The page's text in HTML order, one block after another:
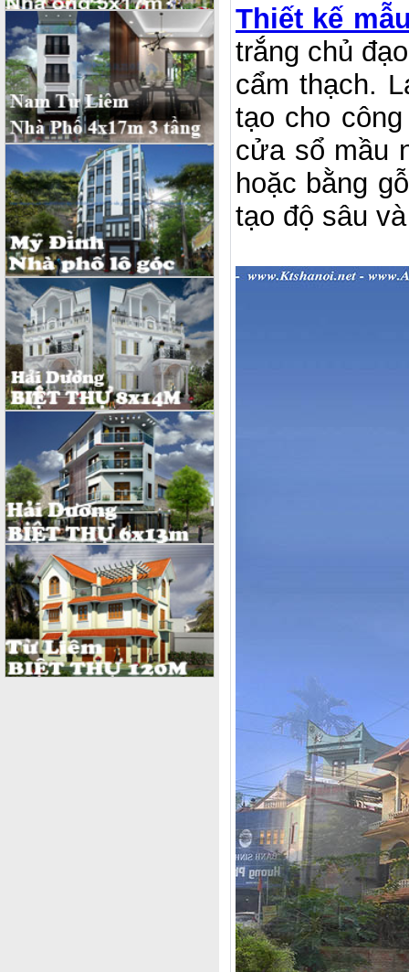
Thiết kế
trắng chủ
cẩm thạch.
tạo cho
cửa sổ mầu
hoặc bằng
tạo độ sâu